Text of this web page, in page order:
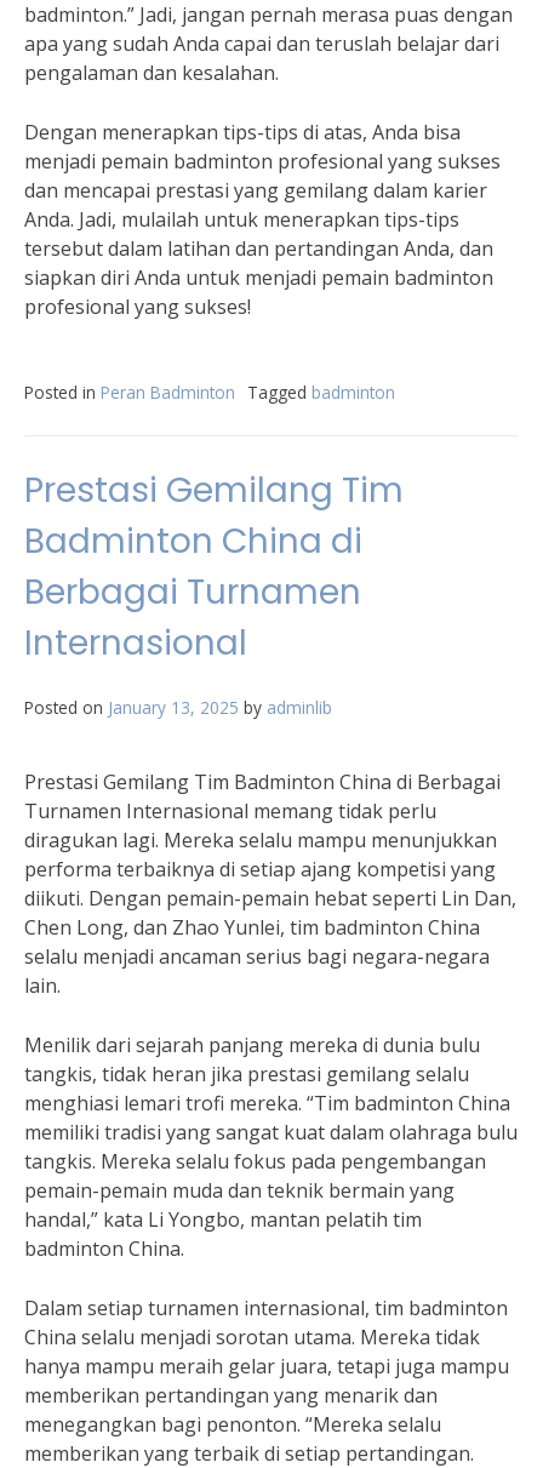
badminton.” Jadi, jangan pernah merasa puas dengan
apa yang sudah Anda capai dan teruslah belajar dari
pengalaman dan kesalahan.
Dengan menerapkan tips-tips di atas, Anda bisa
menjadi pemain badminton profesional yang sukses
dan mencapai prestasi yang gemilang dalam karier
Anda. Jadi, mulailah untuk menerapkan tips-tips
tersebut dalam latihan dan pertandingan Anda, dan
siapkan diri Anda untuk menjadi pemain badminton
profesional yang sukses!
Posted in Peran Badminton Tagged badminton
Prestasi Gemilang Tim
Badminton China di
Berbagai Turnamen
Internasional
Posted on January 13, 2025 by adminlib
Prestasi Gemilang Tim Badminton China di Berbagai
Turnamen Internasional memang tidak perlu
diragukan lagi. Mereka selalu mampu menunjukkan
performa terbaiknya di setiap ajang kompetisi yang
diikuti. Dengan pemain-pemain hebat seperti Lin Dan,
Chen Long, dan Zhao Yunlei, tim badminton China
selalu menjadi ancaman serius bagi negara-negara
lain.
Menilik dari sejarah panjang mereka di dunia bulu
tangkis, tidak heran jika prestasi gemilang selalu
menghiasi lemari trofi mereka. “Tim badminton China
memiliki tradisi yang sangat kuat dalam olahraga bulu
tangkis. Mereka selalu fokus pada pengembangan
pemain-pemain muda dan teknik bermain yang
handal,” kata Li Yongbo, mantan pelatih tim
badminton China.
Dalam setiap turnamen internasional, tim badminton
China selalu menjadi sorotan utama. Mereka tidak
hanya mampu meraih gelar juara, tetapi juga mampu
memberikan pertandingan yang menarik dan
menegangkan bagi penonton. “Mereka selalu
memberikan yang terbaik di setiap pertandingan.